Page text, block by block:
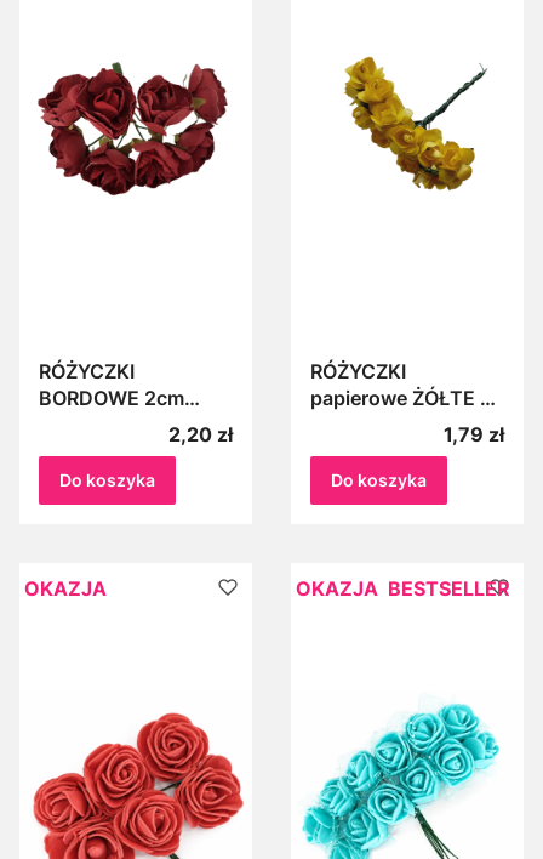
RÓŻYCZKI
BORDOWE 2cm
papierowe
ZGASZONY
BURACZKOWY
Bukiecik
Cena
2,20 zł
Do koszyka
RÓŻYCZKI
papierowe ŻÓŁTE 12
szt. róże z papieru
CYTRYNOWE
Cena
1,79 zł
Do koszyka
OKAZJA OKAZJA BESTSELLER